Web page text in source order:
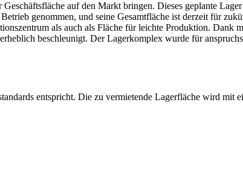
Geschäftsfläche auf den Markt bringen. Dieses geplante
genommen, und seine Gesamtfläche ist derzeit für
als auch als Fläche für leichte Produktion. Dank
beschleunigt. Der Lagerkomplex wurde für
entspricht. Die zu vermietende Lagerfläche wird mit